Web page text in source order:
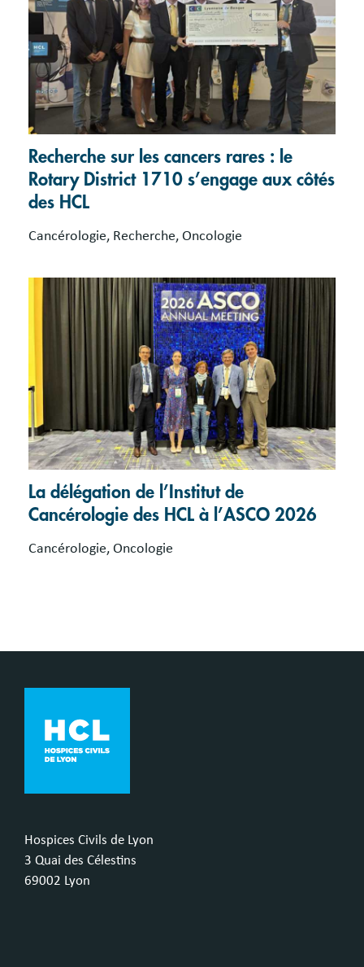
Recherche sur les cancers rares : le
Rotary District 1710 s’engage aux côtés
des HCL
Cancérologie, Recherche, Oncologie
La délégation de l’Institut de
Cancérologie des HCL à l’ASCO 2026
Cancérologie, Oncologie
Hospices Civils de Lyon
3 Quai des Célestins
69002 Lyon